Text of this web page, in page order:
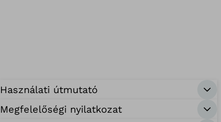
Használati útmutató
Megfelelőségi nyilatkozat